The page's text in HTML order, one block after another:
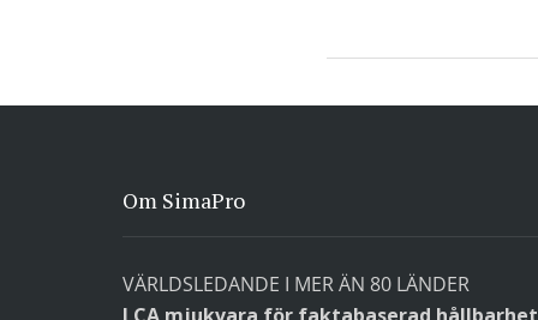
Om SimaPro
VÄRLDSLEDANDE I MER ÄN 80 LÄNDER